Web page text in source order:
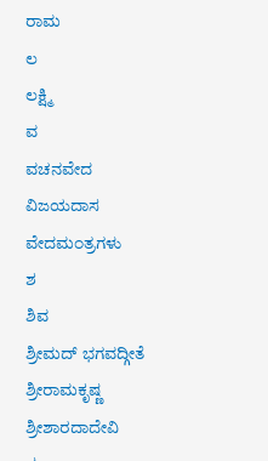
ರಾಮ
ಲ
ಲಕ್ಷ್ಮಿ
ವ
ವಚನವೇದ
ವಿಜಯದಾಸ
ವೇದಮಂತ್ರಗಳು
ಶ
ಶಿವ
ಶ್ರೀಮದ್ ಭಗವದ್ಗೀತೆ
ಶ್ರೀರಾಮಕೃಷ್ಣ
ಶ್ರೀಶಾರದಾದೇವಿ